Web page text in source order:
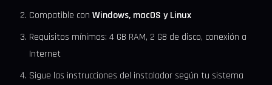
Compatible con Windows, macOS y Linux
Requisitos mínimos: 4 GB RAM, 2 GB de disco, conexión a
Internet
Sigue las instrucciones del instalador según tu sistema